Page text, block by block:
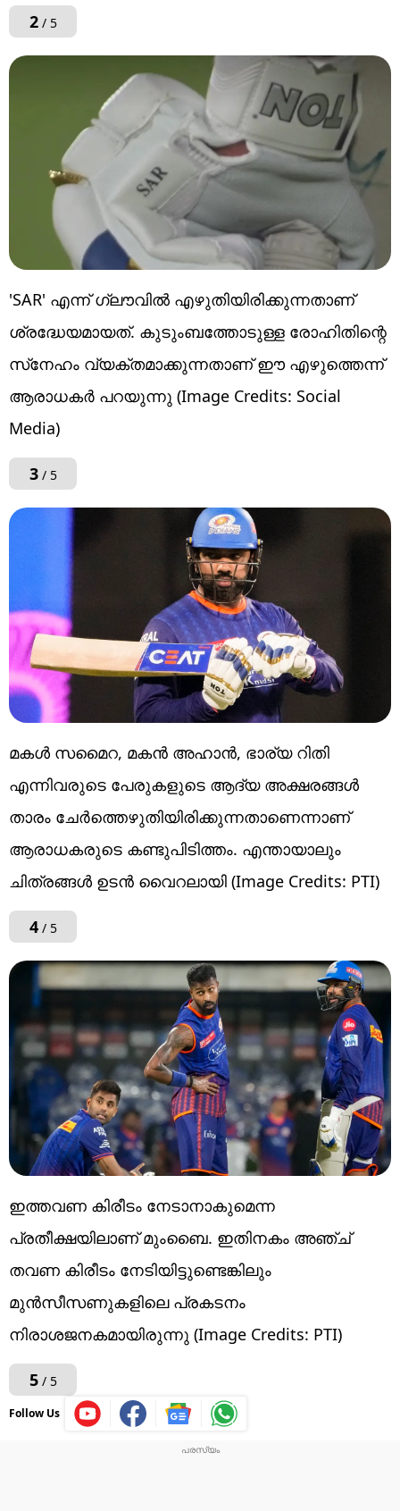
2/ 5
'SAR' എന്ന് ഗ്ലൗവില്‍ എഴുതിയിരിക്കുന്നതാണ്
ശ്രദ്ധേയമായത്. കുടുംബത്തോടുള്ള രോഹിതിന്റെ
സ്‌നേഹം വ്യക്തമാക്കുന്നതാണ് ഈ എഴുത്തെന്ന്
ആരാധകര്‍ പറയുന്നു (Image Credits: Social
Media)
3/ 5
മകള്‍ സമൈറ, മകന്‍ അഹാന്‍, ഭാര്യ റിതി
എന്നിവരുടെ പേരുകളുടെ ആദ്യ അക്ഷരങ്ങള്‍
താരം ചേര്‍ത്തെഴുതിയിരിക്കുന്നതാണെന്നാണ്
ആരാധകരുടെ കണ്ടുപിടിത്തം. എന്തായാലും
ചിത്രങ്ങള്‍ ഉടന്‍ വൈറലായി (Image Credits: PTI)
4/ 5
ഇത്തവണ കിരീടം നേടാനാകുമെന്ന
പ്രതീക്ഷയിലാണ് മുംബൈ. ഇതിനകം അഞ്ച്
തവണ കിരീടം നേടിയിട്ടുണ്ടെങ്കിലും
മുന്‍സീസണുകളിലെ പ്രകടനം
നിരാശജനകമായിരുന്നു (Image Credits: PTI)
5/ 5
Follow Us